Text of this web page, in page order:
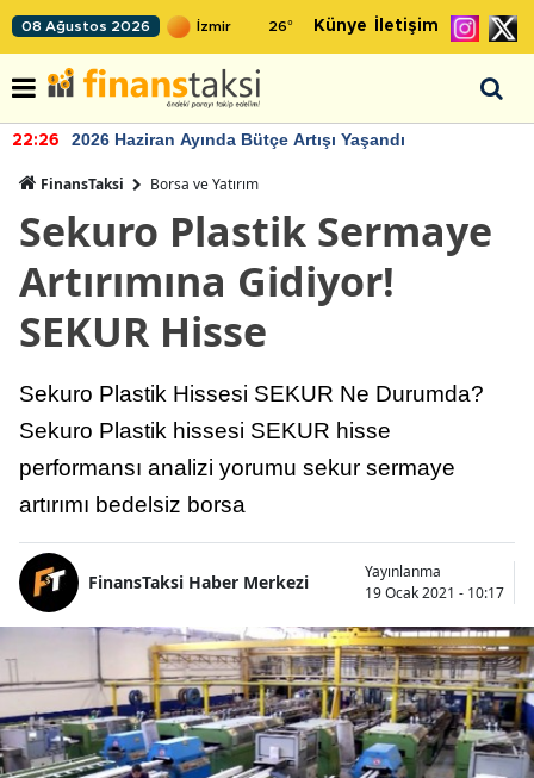
08 Ağustos 2026 26° Künye İletişim
22:26 2026 Haziran Ayında Bütçe Artışı Yaşandı
FinansTaksi Borsa ve Yatırım
Sekuro Plastik Sermaye
Artırımına Gidiyor!
SEKUR Hisse
Sekuro Plastik Hissesi SEKUR Ne Durumda?
Sekuro Plastik hissesi SEKUR hisse
performansı analizi yorumu sekur sermaye
artırımı bedelsiz borsa
FinansTaksi Haber Merkezi
Yayınlanma
19 Ocak 2021 - 10:17